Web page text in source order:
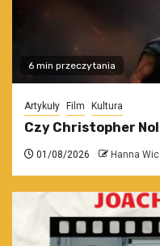
6 min przeczytania
Artykuły Film Kultura
Czy Christopher
01/08/2026 Hanna